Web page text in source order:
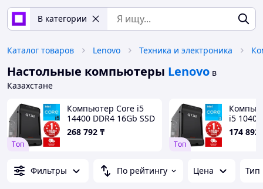
В категории
Каталог товаров Lenovo Техника и электроника
Настольные компьютеры Lenovo в
Казахстане
Tоп
Компьютер Core i5
14400 DDR4 16Gb SSD
256Gb
268 792 ₸
Tоп
i5
SSD
11
174 892
Фильтры По рейтингу Цена Тип